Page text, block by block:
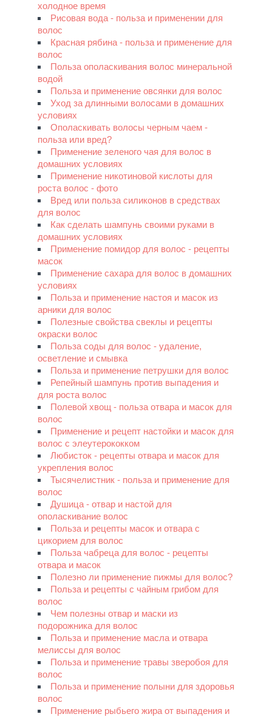
холодное время
Рисовая вода - польза и применении для
волос
Красная рябина - польза и применение для
волос
Польза ополаскивания волос минеральной
водой
Польза и применение овсянки для волос
Уход за длинными волосами в домашних
условиях
Ополаскивать волосы черным чаем -
польза или вред?
Применение зеленого чая для волос в
домашних условиях
Применение никотиновой кислоты для
роста волос - фото
Вред или польза силиконов в средствах
для волос
Как сделать шампунь своими руками в
домашних условиях
Применение помидор для волос - рецепты
масок
Применение сахара для волос в домашних
условиях
Польза и применение настоя и масок из
арники для волос
Полезные свойства свеклы и рецепты
окраски волос
Польза соды для волос - удаление,
осветление и смывка
Польза и применение петрушки для волос
Репейный шампунь против выпадения и
для роста волос
Полевой хвощ - польза отвара и масок для
волос
Применение и рецепт настойки и масок для
волос с элеутерококком
Любисток - рецепты отвара и масок для
укрепления волос
Тысячелистник - польза и применение для
волос
Душица - отвар и настой для
ополаскивание волос
Польза и рецепты масок и отвара с
цикорием для волос
Польза чабреца для волос - рецепты
отвара и масок
Полезно ли применение пижмы для волос?
Польза и рецепты с чайным грибом для
волос
Чем полезны отвар и маски из
подорожника для волос
Польза и применение масла и отвара
мелиссы для волос
Польза и применение травы зверобоя для
волос
Польза и применение полыни для здоровья
волос
Применение рыбьего жира от выпадения и